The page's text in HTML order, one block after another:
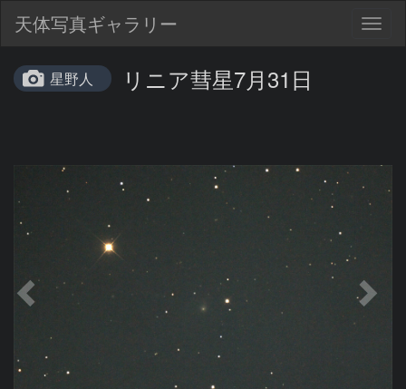
天体写真ギャラリー
星野人 リニア彗星7月31日